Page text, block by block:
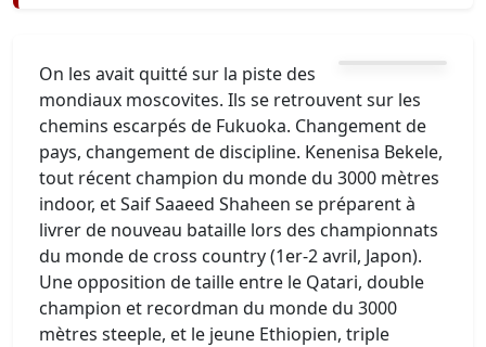
On les avait quitté sur la piste des
mondiaux moscovites. Ils se retrouvent sur les
chemins escarpés de Fukuoka. Changement de
pays, changement de discipline. Kenenisa Bekele,
tout récent champion du monde du 3000 mètres
indoor, et Saif Saaeed Shaheen se préparent à
livrer de nouveau bataille lors des championnats
du monde de cross country (1er-2 avril, Japon).
Une opposition de taille entre le Qatari, double
champion et recordman du monde du 3000
mètres steeple, et le jeune Ethiopien, triple